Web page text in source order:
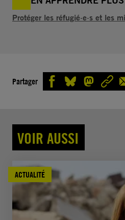
Protéger les réfugié·e·s et les
Partager
VOIR AUSSI
ACTUALITÉ